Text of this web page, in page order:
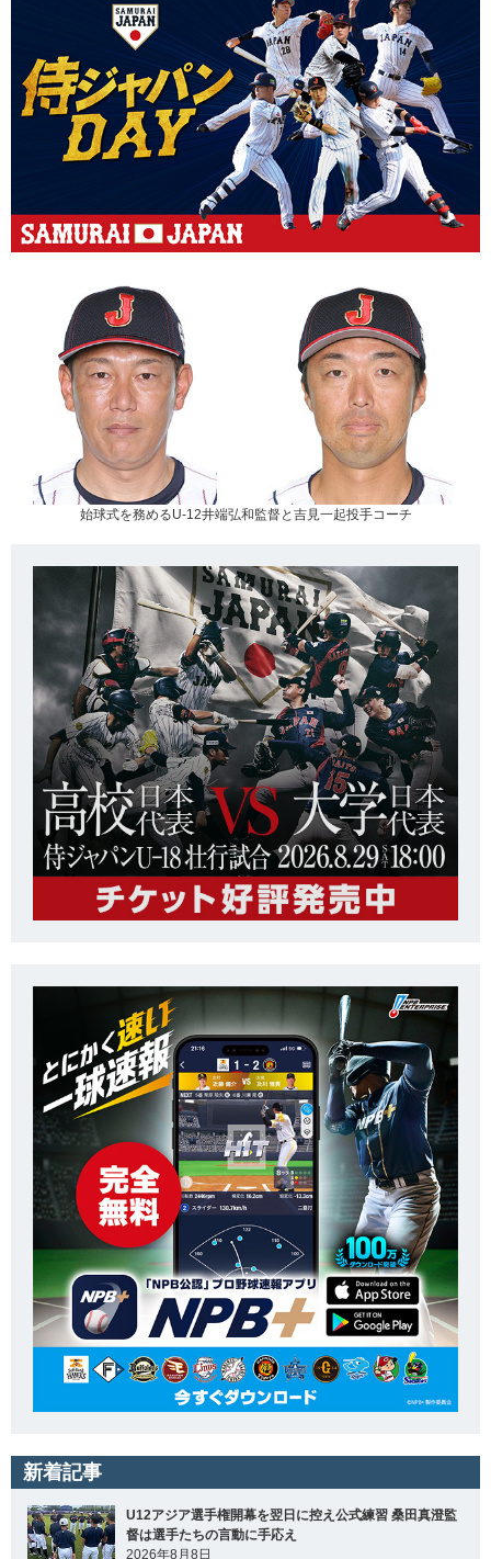
始球式を務めるU-12井端弘和監督と吉見一起投手コーチ
新着記事
U12アジア選手権開幕を翌日に控え公式練習 桑田真澄監
督は選手たちの言動に手応え
2026年8月8日